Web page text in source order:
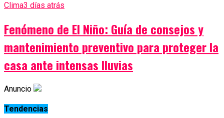
Clima3 días atrás
Fenómeno de El Niño: Guía de consejos y
mantenimiento preventivo para proteger la
casa ante intensas lluvias
Anuncio
Tendencias